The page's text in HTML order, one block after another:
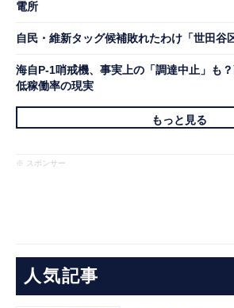
電所
自民・維新タッグ候補敗れたわけ「世田谷
海自P-1哨戒機、事実上の「調達中止」も
低稼働率の現実
もっと見る
※ スポンサー
人気記事